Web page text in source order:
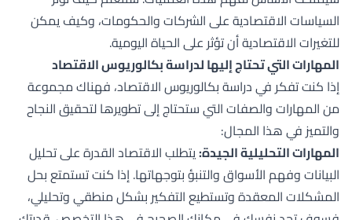
السياسات الاقتصادية على الشركات والحكومات، وكيف يمكن
للتغيرات الاقتصادية أن تؤثر على الحياة اليومية.
المهارات التي تحتاج إليها لدراسة بكالوريوس الاقتصاد
إذا كنت تفكر في دراسة بكالوريوس الاقتصاد، فهناك مجموعة
من المهارات والصفات التي ستحتاج إلى تطويرها لتحقيق النجاح
والتميز في هذا المجال:
المهارات التحليلية الجيدة:يتطلب الاقتصاد القدرة على تحليل
البيانات وفهم الأسواق والتنبؤ بتوجهاتها. إذا كنت تستمتع بحل
المشكلات المعقدة وتستطيع التفكير بشكل منطقي وتحليلي،